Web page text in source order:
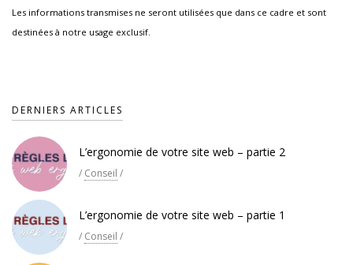
Les informations transmises ne seront utilisées que dans ce cadre et sont
destinées à notre usage exclusif.
DERNIERS ARTICLES
L’ergonomie de votre site web – partie 2
/ Conseil /
L’ergonomie de votre site web – partie 1
/ Conseil /